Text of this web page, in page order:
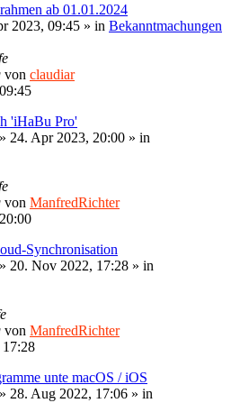
ab 01.01.2024
2023, 09:45 » in Bekanntmachungen
von claudiar
'iHaBu Pro'
24. Apr 2023, 20:00 » in
von ManfredRichter
Synchronisation
20. Nov 2022, 17:28 » in
von ManfredRichter
unte macOS / iOS
28. Aug 2022, 17:06 » in